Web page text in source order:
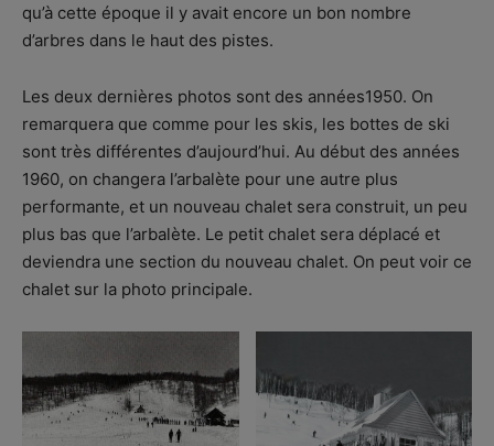
qu’à cette époque il y avait encore un bon nombre
d’arbres dans le haut des pistes.
Les deux dernières photos sont des années1950. On
remarquera que comme pour les skis, les bottes de ski
sont très différentes d’aujourd’hui. Au début des années
1960, on changera l’arbalète pour une autre plus
performante, et un nouveau chalet sera construit, un peu
plus bas que l’arbalète. Le petit chalet sera déplacé et
deviendra une section du nouveau chalet. On peut voir ce
chalet sur la photo principale.